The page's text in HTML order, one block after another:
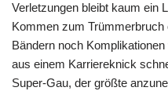
Verletzungen bleibt kaum ein
Kommen zum
Bändern noch
aus einem Karriereknick
Super-Gau, der größte